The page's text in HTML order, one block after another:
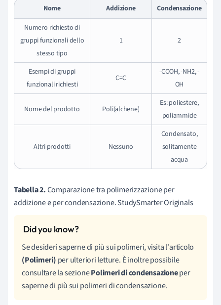
Nome Addizione
Condensazione
Numero richiesto di
gruppi funzionali dello
stesso tipo
1 2
Esempi di gruppi
funzionali richiesti
C=C
-COOH, -NH2, -
OH
Nome del prodotto Poli(alchene)
Es: poliestere,
poliammide
Altri prodotti Nessuno
Condensato,
solitamente
acqua
Tabella 2.Comparazione tra polimerizzazione per
addizione e per condensazione. StudySmarter Originals
Se desideri saperne di più sui polimeri, visita l'articolo
(Polimeri) per ulteriori letture. È inoltre possibile
consultare la sezionePolimeri di condensazioneper
saperne di più sui polimeri di condensazione.